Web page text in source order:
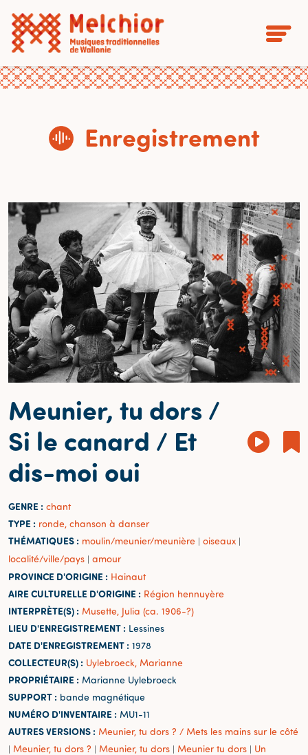
Enregistrement
Meunier, tu dors /
Si le canard / Et
dis-moi oui
GENRE : chant
TYPE : ronde, chanson à danser
THÉMATIQUES : moulin/meunier/meunière | oiseaux |
localité/ville/pays | amour
PROVINCE D'ORIGINE : Hainaut
AIRE CULTURELLE D'ORIGINE : Région hennuyère
INTERPRÈTE(S) : Musette, Julia (ca. 1906-?)
LIEU D'ENREGISTREMENT : Lessines
DATE D'ENREGISTREMENT : 1978
COLLECTEUR(S) : Uylebroeck, Marianne
PROPRIÉTAIRE : Marianne Uylebroeck
SUPPORT : bande magnétique
NUMÉRO D'INVENTAIRE : MU1-11
AUTRES VERSIONS : Meunier, tu dors ? / Mets les mains sur le côté
| Meunier, tu dors ? | Meunier, tu dors | Meunier tu dors | Un